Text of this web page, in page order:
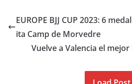
EUROPE BJJ CUP 2023: 6
ita Camp de Morvedre
Vuelve a Valencia el